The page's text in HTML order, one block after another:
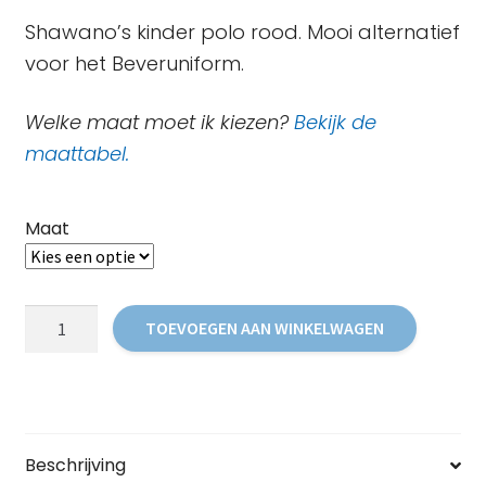
Shawano’s kinder polo rood. Mooi alternatief
voor het Beveruniform.
Welke maat moet ik kiezen?Bekijk de
maattabel.
Maat
Bever
TOEVOEGEN AAN WINKELWAGEN
Beschrijving